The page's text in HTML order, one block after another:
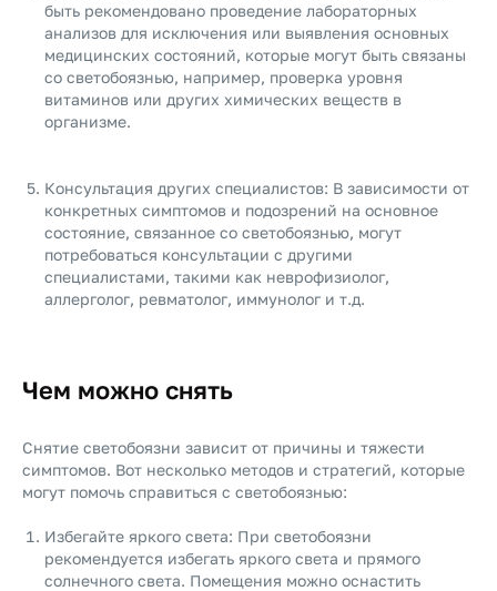
быть рекомендовано проведение лабораторных
анализов для исключения или выявления основных
медицинских состояний, которые могут быть связаны
со светобоязнью, например, проверка уровня
витаминов или других химических веществ в
организме.
Консультация других специалистов: В зависимости от
конкретных симптомов и подозрений на основное
состояние, связанное со светобоязнью, могут
потребоваться консультации с другими
специалистами, такими как неврофизиолог,
аллерголог, ревматолог, иммунолог и т.д.
Чем можно снять
Снятие светобоязни зависит от причины и тяжести
симптомов. Вот несколько методов и стратегий, которые
могут помочь справиться с светобоязнью:
Избегайте яркого света: При светобоязни
рекомендуется избегать яркого света и прямого
солнечного света. Помещения можно оснастить